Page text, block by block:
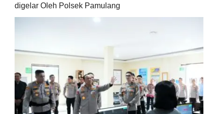
digelar Oleh Polsek Pamulang